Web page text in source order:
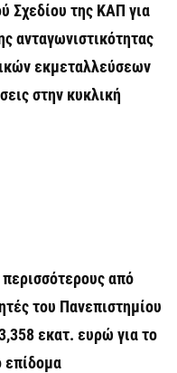
Σχεδίου της ΚΑΠ για
ανταγωνιστικότητας
εκμεταλλεύσεων
στην κυκλική
από
του Πανεπιστημίου
εκατ. ευρώ για το
επίδομα